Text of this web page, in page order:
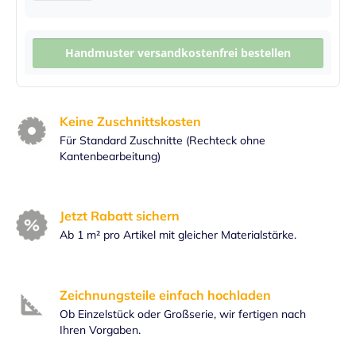
Handmuster versandkostenfrei bestellen
Keine Zuschnittskosten
Für Standard Zuschnitte (Rechteck ohne
Kantenbearbeitung)
Jetzt Rabatt sichern
Ab 1 m² pro Artikel mit gleicher Materialstärke.
Zeichnungsteile einfach hochladen
Ob Einzelstück oder Großserie, wir fertigen nach
Ihren Vorgaben.